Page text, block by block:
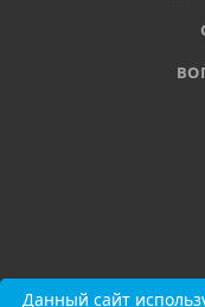
Данный сайт
Данный сайт